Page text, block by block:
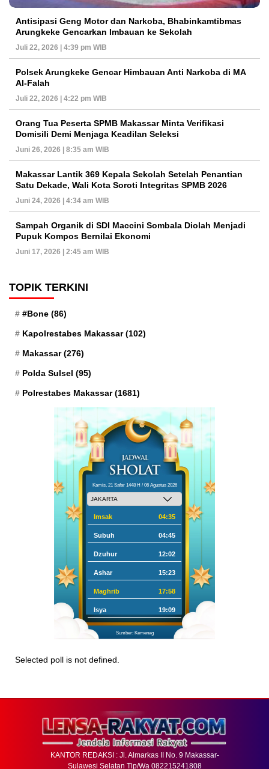
Antisipasi Geng Motor dan Narkoba, Bhabinkamtibmas
Arungkeke Gencarkan Imbauan ke Sekolah
Juli 22, 2026 | 4:39 pm WIB
Polsek Arungkeke Gencar Himbauan Anti Narkoba di MA
Al-Falah
Juli 22, 2026 | 4:22 pm WIB
Orang Tua Peserta SPMB Makassar Minta Verifikasi
Domisili Demi Menjaga Keadilan Seleksi
Juni 26, 2026 | 8:35 am WIB
Makassar Lantik 369 Kepala Sekolah Setelah Penantian
Satu Dekade, Wali Kota Soroti Integritas SPMB 2026
Juni 24, 2026 | 4:34 am WIB
Sampah Organik di SDI Maccini Sombala Diolah Menjadi
Pupuk Kompos Bernilai Ekonomi
Juni 17, 2026 | 2:45 am WIB
TOPIK TERKINI
#Bone (86)
Kapolrestabes Makassar(102)
Makassar(276)
Polda Sulsel (95)
Polrestabes Makassar(1681)
Kamis, 21 Safar 1448 H / 06 Agustus 2026
Imsak 04:35
Subuh 04:45
Dzuhur 12:02
Ashar 15:23
Maghrib 17:58
Isya 19:09
Sumber: Kemenag
Selected poll is not defined.
KANTOR REDAKSI : Jl. Almarkas II No. 9 Makassar-
Sulawesi Selatan Tlp/Wa 082215241808